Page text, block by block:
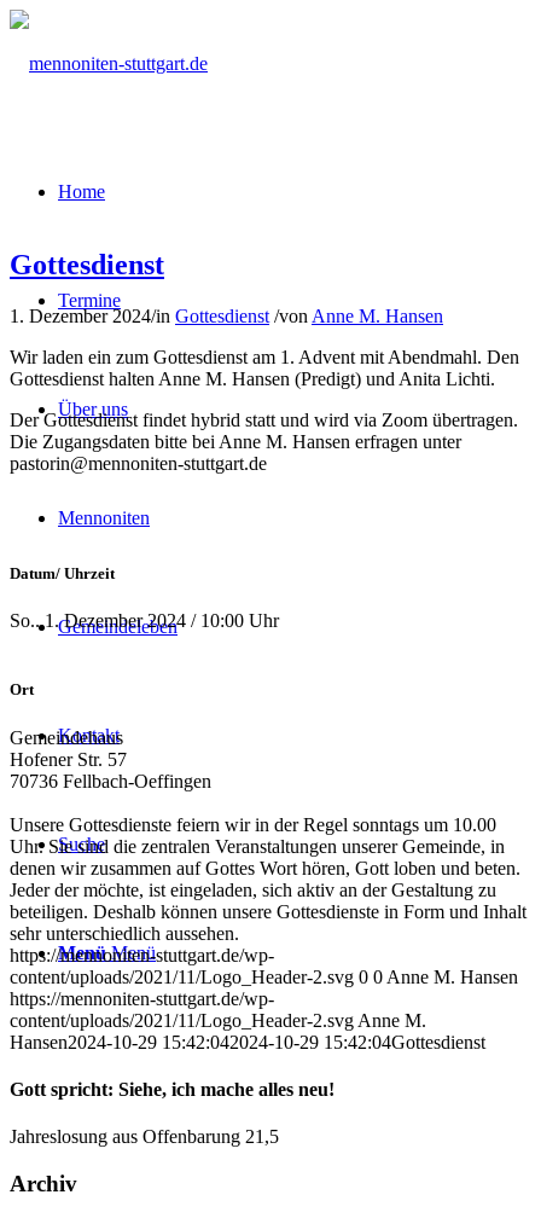
Home
Termine
Über uns
Mennoniten
Gemeindeleben
Kontakt
Suche
Menü Menü
Gottesdienst
1. Dezember 2024/in Gottesdienst /von Anne M. Hansen
Wir laden ein zum Gottesdienst am 1. Advent mit Abendmahl. Den
Gottesdienst halten Anne M. Hansen (Predigt) und Anita Lichti.
Der Gottesdienst findet hybrid statt und wird via Zoom übertragen.
Die Zugangsdaten bitte bei Anne M. Hansen erfragen unter
pastorin@mennoniten-stuttgart.de
Datum/ Uhrzeit
So.. 1. Dezember 2024 / 10:00 Uhr
Ort
Gemeindehaus
Hofener Str. 57
70736 Fellbach-Oeffingen
Unsere Gottesdienste feiern wir in der Regel sonntags um 10.00
Uhr. Sie sind die zentralen Veranstaltungen unserer Gemeinde, in
denen wir zusammen auf Gottes Wort hören, Gott loben und beten.
Jeder der möchte, ist eingeladen, sich aktiv an der Gestaltung zu
beteiligen. Deshalb können unsere Gottesdienste in Form und Inhalt
sehr unterschiedlich aussehen.
https://mennoniten-stuttgart.de/wp-
content/uploads/2021/11/Logo_Header-2.svg 0 0 Anne M. Hansen
https://mennoniten-stuttgart.de/wp-
content/uploads/2021/11/Logo_Header-2.svg Anne M.
Hansen2024-10-29 15:42:042024-10-29 15:42:04Gottesdienst
Gott spricht: Siehe, ich mache alles neu!
Jahreslosung aus Offenbarung 21,5
Archiv